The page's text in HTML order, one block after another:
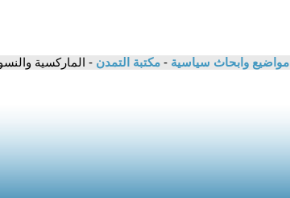
مواضيع وابحاث سياسية - مكتبة التمدن - الماركسية